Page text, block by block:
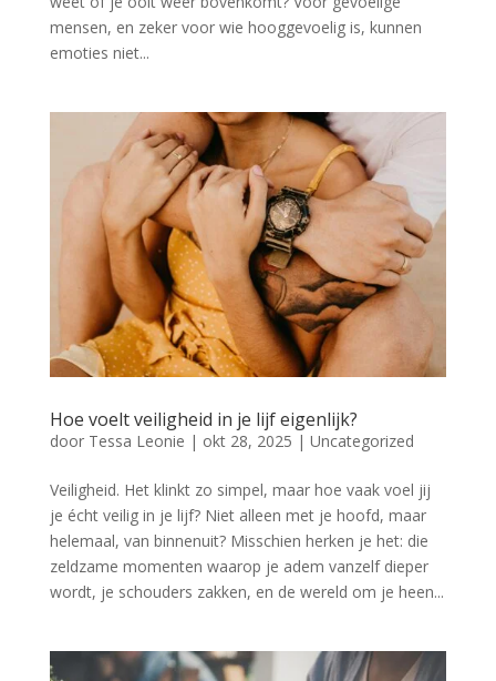
mensen, en zeker voor wie hooggevoelig is, kunnen
emoties niet...
Hoe voelt veiligheid in je lijf eigenlijk?
door Tessa Leonie | okt 28, 2025 | Uncategorized
Veiligheid. Het klinkt zo simpel, maar hoe vaak voel jij
je écht veilig in je lijf? Niet alleen met je hoofd, maar
helemaal, van binnenuit? Misschien herken je het: die
zeldzame momenten waarop je adem vanzelf dieper
wordt, je schouders zakken, en de wereld om je heen...